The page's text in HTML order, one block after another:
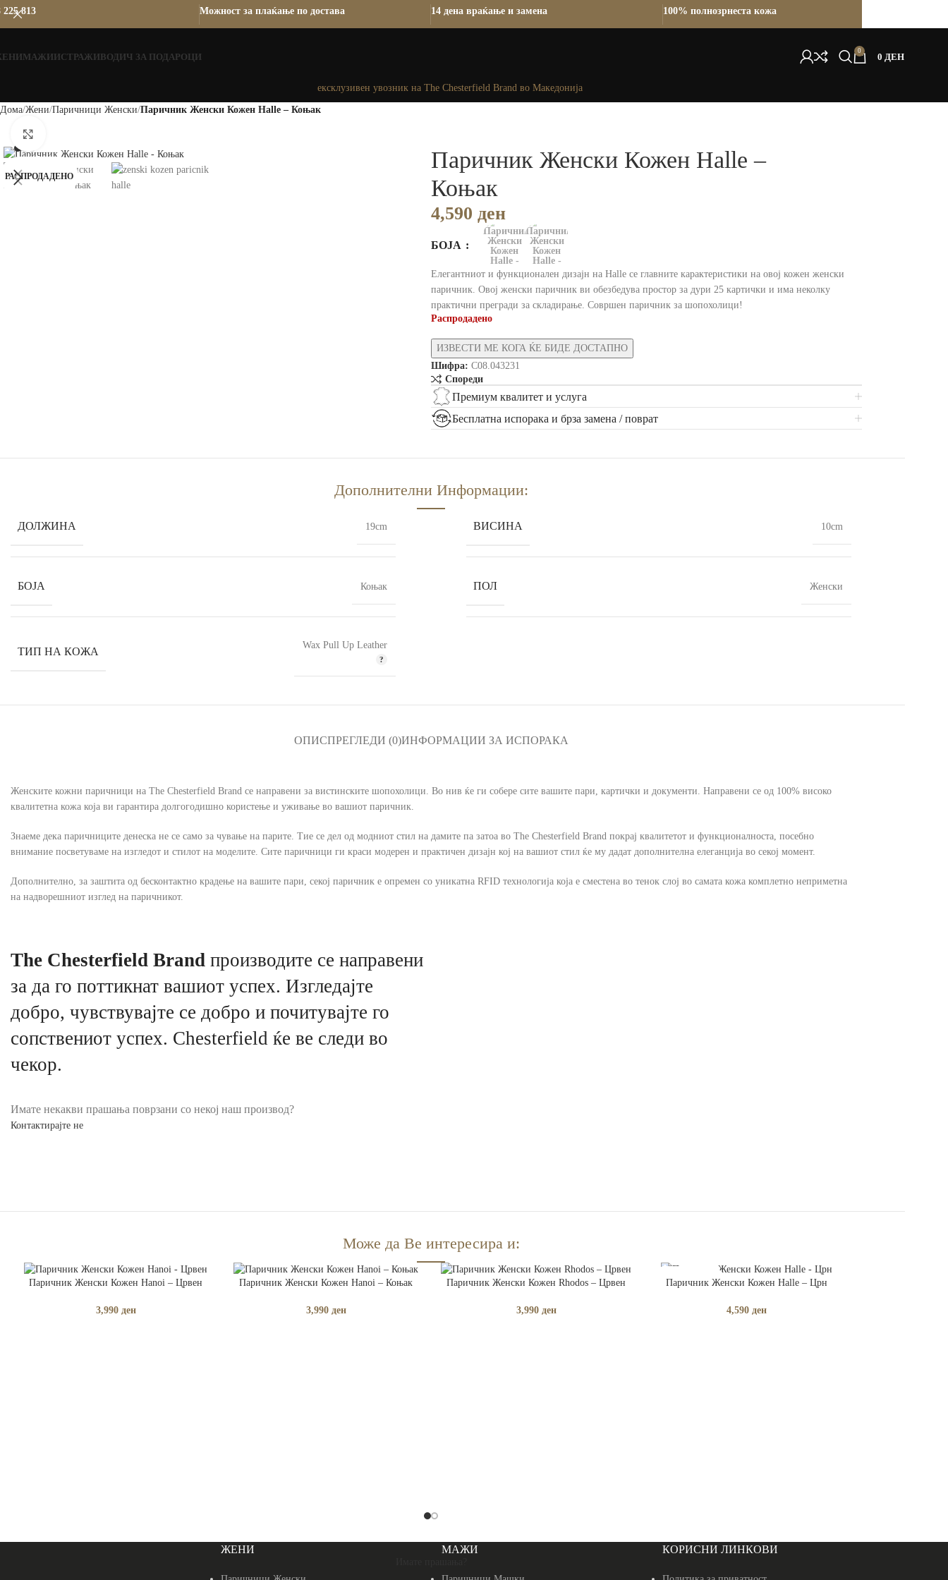
МАЖИИСТРАЖИВОДИЧ ЗА ПОДАРОЦИ
0
0 ДЕН
ексклузивен увозник на The Chesterfield Brand во Македонија
Дома Жени Паричници Женски Паричник Женски Кожен Halle – Коњак
РАСПРОДАДЕНО
Паричник Женски Кожен Halle –
Коњак
4,590 ден
БОЈА
Елегантниот и функционален дизајн на Halle се главните карактеристики на овој кожен женски
паричник. Овој женски паричник ви обезбедува простор за дури 25 картички и има неколку
практични прегради за складирање. Совршен паричник за шопохолици!
Распродадено
Шифра: C08.043231
Спореди
Премиум квалитет и услуга
Бесплатна испорака и брза замена / поврат
Дополнителни Информации:
ДОЛЖИНА 19cm ВИСИНА 10cm
БОЈА Коњак ПОЛ Женски
ТИП НА КОЖА Wax Pull Up Leather
ОПИСПРЕГЛЕДИ (0)ИНФОРМАЦИИ ЗА ИСПОРАКА
Женските кожни паричници на The Chesterfield Brand се направени за вистинските шопохолици. Во нив ќе ги собере сите вашите пари, картички и документи. Направени се од 100% високо
квалитетна кожа која ви гарантира долгогодишно користење и уживање во вашиот паричник.
Знаеме дека паричниците денеска не се само за чување на парите. Тие се дел од модниот стил на дамите па затоа во The Chesterfield Brand покрај квалитетот и функционалноста, посебно
внимание посветуваме на изгледот и стилот на моделите. Сите паричници ги краси модерен и практичен дизајн кој на вашиот стил ќе му дадат дополнителна елеганција во секој момент.
Дополнително, за заштита од бесконтактно крадење на вашите пари, секој паричник е опремен со уникатна RFID технологија која е сместена во тенок слој во самата кожа комплетно неприметна
на надворешниот изглед на паричникот.
The Chesterfield Brand производите се направени
за да го поттикнат вашиот успех. Изгледајте
добро, чувствувајте се добро и почитувајте го
сопствениот успех. Chesterfield ќе ве следи во
чекор.
Имате некакви прашања поврзани со некој наш производ?
Контактирајте не
Може да Ве интересира и:
ДОДАЈ ВО КОШНИЧКА
Паричник Женски Кожен Hanoi – Црвен
3,990 ден
ДОДАЈ ВО КОШНИЧКА
Паричник Женски Кожен Hanoi – Коњак
3,990 ден
ДОДАЈ ВО КОШНИЧКА
Паричник Женски Кожен Rhodos – Црвен
3,990 ден
РАСПРОДАДЕНО
ПРОЧИТАЈ ПОВЕЌЕ
Паричник Женски Кожен Halle – Црн
4,590 ден
ЖЕНИ МАЖИ КОРИСНИ ЛИНКОВИ
225 813 Можност за плаќање по достава 14 дена враќање и замена 100% полнозрнеста кожа